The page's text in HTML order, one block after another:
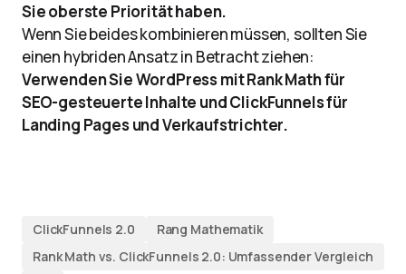
Sie oberste Priorität haben.
Wenn Sie beides kombinieren müssen, sollten Sie
einen hybriden Ansatz in Betracht ziehen:
Verwenden Sie WordPress mit Rank Math für
SEO-gesteuerte Inhalte und ClickFunnels für
Landing Pages und Verkaufstrichter.
ClickFunnels 2.0
Rang Mathematik
Rank Math vs. ClickFunnels 2.0: Umfassender Vergleich